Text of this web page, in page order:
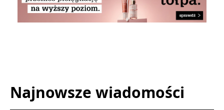
Najnowsze wiadomości